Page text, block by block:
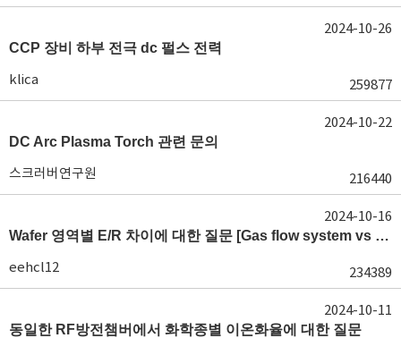
CCP 장비 하부 전극 dc 펄스 전력
klica 259877
2024-10-26
DC Arc Plasma Torch 관련 문의
스크러버연구원 216440
2024-10-22
Wafer 영역별 E/R 차이에 대한 질문 [Gas flow system vs E/R]
eehcl12 234389
2024-10-16
동일한 RF방전챔버에서 화학종별 이온화율에 대한 질문
2024-10-11